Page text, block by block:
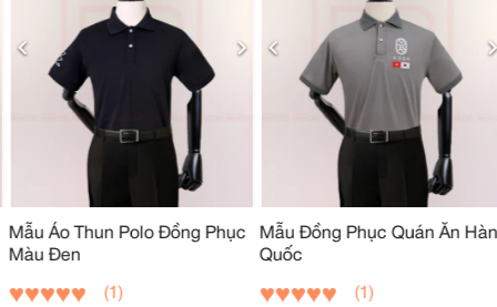
Mẫu Áo Thun Polo Đồng Phục
Màu Đen
(1)
Mẫu Đồng Phục Quán Ăn Hàn
Quốc
(1)